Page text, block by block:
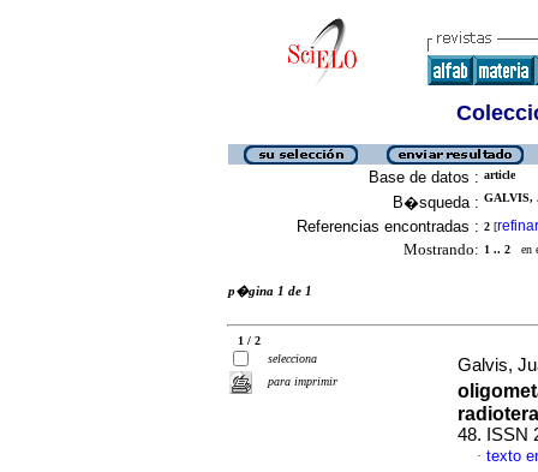
Base de datos : article
B�squeda : GALVIS,
Referencias encontradas : 2 [refinar
Mostrando: 1 .. 2 en
p�gina 1 de 1
1 / 2
selecciona
para imprimir
Galvis,
48. ISSN
· texto